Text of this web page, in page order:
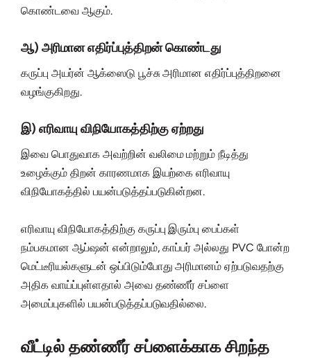
கொண்டவை ஆகும்.
ஆ) அரிமான எதிர்ப்புத்திறன் கொண்டது
கருப்பு அயர்ன் ஆக்ஸைடு பூச்சு அரிமான எதிர்ப்புத்திறனை
வழங்குகிறது.
இ) எரிவாயு விநியோகத்திற்கு ஏற்றது
இவை பொதுவாக அவற்றின் வலிமை மற்றும் நீடித்து
உழைக்கும் திறன் காரணமாக இயற்கை எரிவாயு
விநியோகத்தில் பயன்படுத்தப்படுகின்றன.
எரிவாயு விநியோகத்திற்கு கருப்பு இரும்பு பைப்கள்
நம்பகமான ஆப்ஷன் என்றாலும், காப்பர் அல்லது PVC போன்ற
மெட்டீரியல்களுடன் ஒப்பிடும்போது அரிமானம் ஏற்படுவதற்கு
அதிக வாய்ப்புள்ளதால் அவை தண்ணீர் சப்ளை
அமைப்புகளில் பயன்படுத்தப்படுவதில்லை.
வீட்டில் தண்ணீர் சப்ளைக்காக சிறந்த